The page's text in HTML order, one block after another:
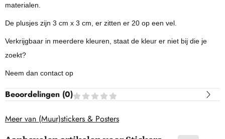
materialen.
De plusjes zijn 3 cm x 3 cm, er zitten er 20 op een vel.
Verkrijgbaar in meerdere kleuren, staat de kleur er niet bij die je
zoekt?
Neem dan contact op
Beoordelingen (0)
Meer van (Muur)stickers & Posters